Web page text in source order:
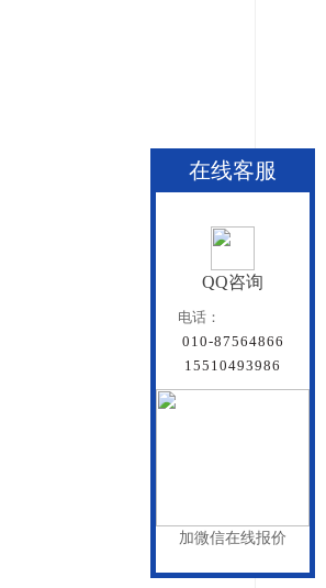
在线客服
QQ咨询
电话：
010-87564866
15510493986
加微信在线报价